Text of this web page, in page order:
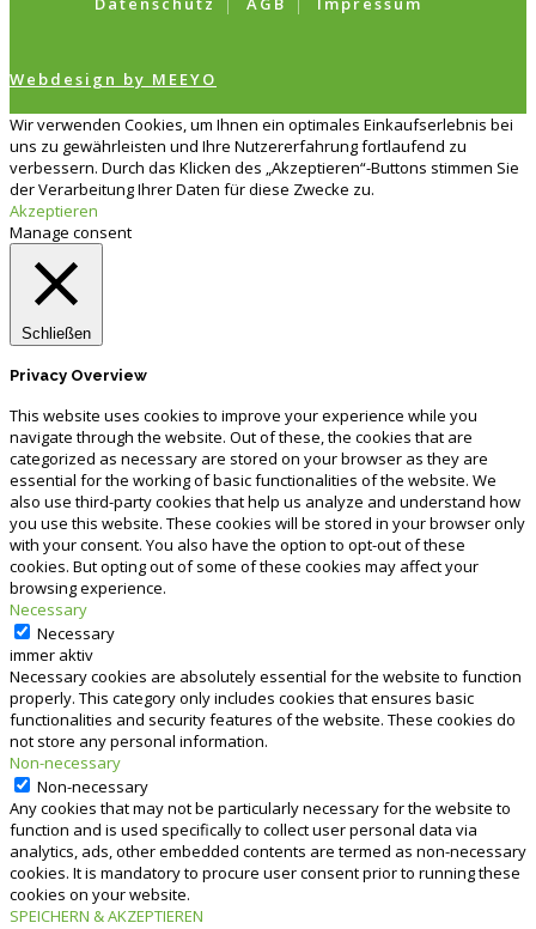
Webdesign by MEEYO
Wir verwenden Cookies, um Ihnen ein optimales Einkaufserlebnis bei
uns zu gewährleisten und Ihre Nutzererfahrung fortlaufend zu
verbessern. Durch das Klicken des „Akzeptieren“-Buttons stimmen Sie
der Verarbeitung Ihrer Daten für diese Zwecke zu.
Akzeptieren
Manage consent
Schließen
Privacy Overview
This website uses cookies to improve your experience while you
navigate through the website. Out of these, the cookies that are
categorized as necessary are stored on your browser as they are
essential for the working of basic functionalities of the website. We
also use third-party cookies that help us analyze and understand how
you use this website. These cookies will be stored in your browser only
with your consent. You also have the option to opt-out of these
cookies. But opting out of some of these cookies may affect your
browsing experience.
Necessary
Necessary
immer aktiv
Necessary cookies are absolutely essential for the website to function
properly. This category only includes cookies that ensures basic
functionalities and security features of the website. These cookies do
not store any personal information.
Non-necessary
Non-necessary
Any cookies that may not be particularly necessary for the website to
function and is used specifically to collect user personal data via
analytics, ads, other embedded contents are termed as non-necessary
cookies. It is mandatory to procure user consent prior to running these
cookies on your website.
SPEICHERN & AKZEPTIEREN